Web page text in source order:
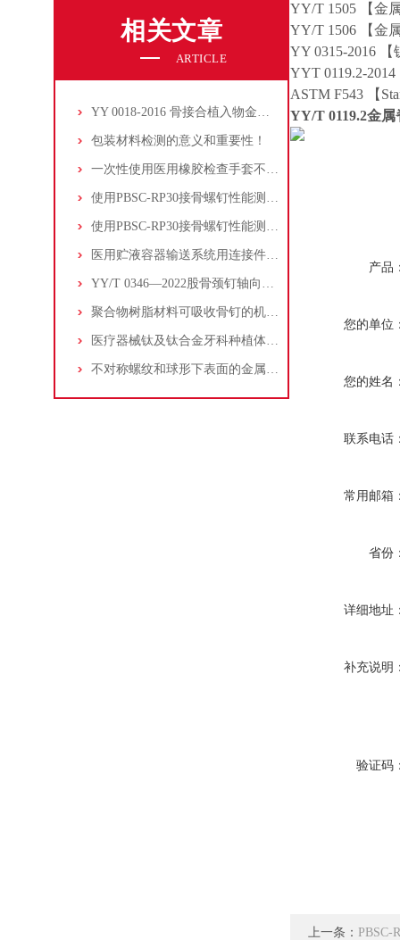
相关文章
ARTICLE
YY 0018-2016 骨接合植入物金属接骨螺钉性能测试项目及检测仪器介绍
包装材料检测的意义和重要性！
一次性使用医用橡胶检查手套不透水试验
使用PBSC-RP30接骨螺钉性能测试仪检测医疗器械颌骨钉的扭转性能
使用PBSC-RP30接骨螺钉性能测试仪检测脊柱植入物金属螺钉的综合性能
医用贮液容器输送系统用连接件 第1部分：通用要求和通用试验方法
YY/T 0346—2022股骨颈钉轴向插入力测定方法
聚合物树脂材料可吸收骨钉的机械性能要求和测试
医疗器械钛及钛合金牙科种植体的机械性能测试方案
不对称螺纹和球形下表面的金属接骨螺钉的机械性能
YY/T 1505 【金
YY/T 1506 【金
YY 0315-2016
YYT 0119.2-
ASTM F543 【
YY/T 0119.2金
产品
您的单位
您的姓名
联系电话
常用邮箱
省份
详细地址
补充说明
验证码
上一条： PBSC-